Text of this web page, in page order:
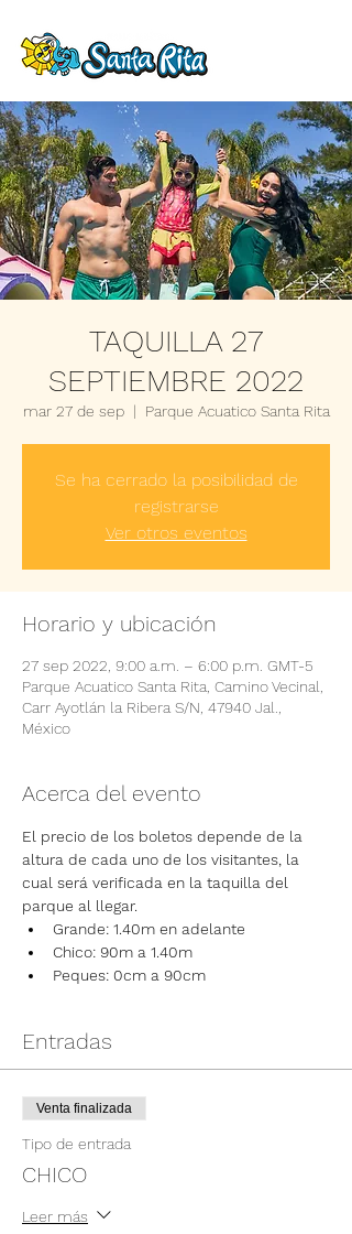
TAQUILLA 27
SEPTIEMBRE 2022
mar 27 de sep
  |
Parque Acuatico Santa Rita
Se ha cerrado la posibilidad de
registrarse
Ver otros eventos
Horario y ubicación
27 sep 2022, 9:00 a.m. – 6:00 p.m. GMT-5
Parque Acuatico Santa Rita, Camino Vecinal,
Carr Ayotlán la Ribera S/N, 47940 Jal.,
México
Acerca del evento
El precio de los boletos depende de la
altura de cada uno de los visitantes, la
cual será verificada en la taquilla del
parque al llegar.
Grande: 1.40m en adelante
Chico: 90m a 1.40m
Peques: 0cm a 90cm
Entradas
Venta finalizada
Tipo de entrada
CHICO
Leer más